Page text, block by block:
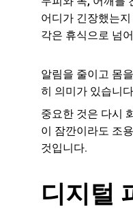
어디가 긴장했는
각은 휴식으로 넘
알림을 줄이고 몸
히 의미가 있습니
중요한 것은 다시
이 잠깐이라도 조
것입니다.
디지털